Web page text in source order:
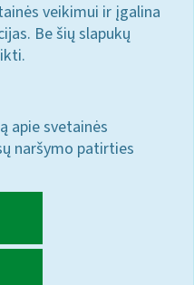
veikimui ir įgalina
Be šių slapukų
apie svetainės
naršymo patirties